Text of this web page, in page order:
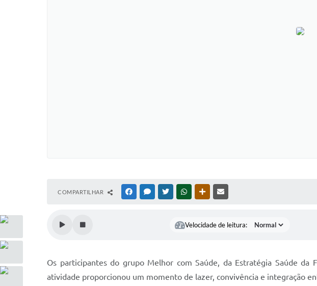
COMPARTILHAR FACEBOOKMESSENGER
TWITTERWHATSAPPOUTRAS MÍDIAS
Velocidade de leitura:
Os participantes do grupo Melhor com Saúde, da Estratégia Saúde
atividade proporcionou um momento de lazer, convivência e integração